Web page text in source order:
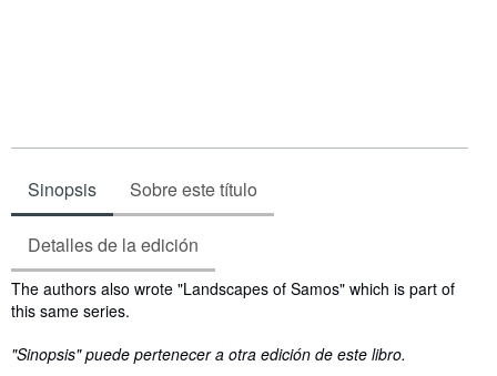
Sinopsis Sobre este título
Detalles de la edición
Sinopsis
The authors also wrote "Landscapes of Samos" which is part of
this same series.
"Sinopsis" puede pertenecer a otra edición de este libro.